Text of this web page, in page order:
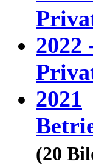
2022
2021
(20